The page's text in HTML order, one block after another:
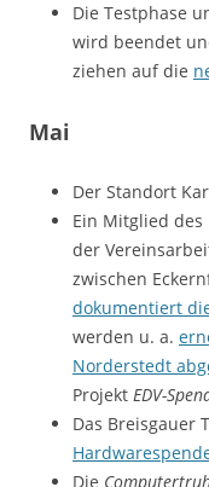
Die Testphase
wird beendet
ziehen auf die
Mai
Der Standort
Ein Mitglied
der
zwischen
dokumentiert
werden u. a.
Norderstedt
Projekt EDV-
Das Breisgauer
Die